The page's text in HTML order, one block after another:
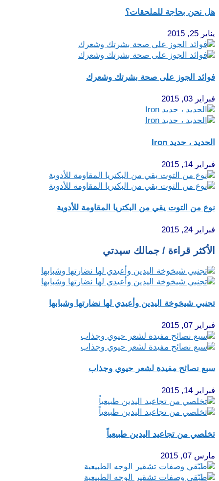
هل نحن بحاجة للملحقات؟
يناير 25, 2015
فوائد الجوز على صحة بشرتك وشعرك
فبراير 03, 2015
الحديد ، حديد Iron
فبراير 14, 2015
نوع من التوت يقي من البكتريا المقاومة للأدوية
فبراير 24, 2015
الأكثر قراءة / جمالك سيدتي
تجنبي شيخوخة اليدين وأعيدي لها نضارتها وشبابها
فبراير 07, 2015
سبع نصائح مفيدة لشعر حيوي وجذاب
فبراير 14, 2015
تخلصي من تجاعيد اليدين طبيعياً
مارس 07, 2015